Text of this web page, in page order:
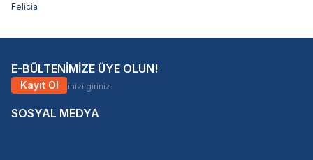
Felicia
E-BÜLTENİMİZE ÜYE OLUN!
Kayıt Ol
SOSYAL MEDYA